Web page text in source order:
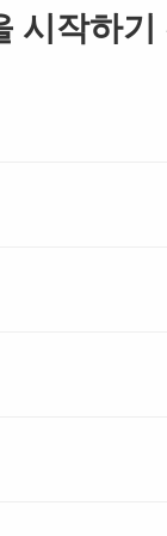
시작하기